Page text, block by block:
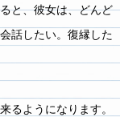
と、彼女は、どんど
話したい。復縁した
るようになります。